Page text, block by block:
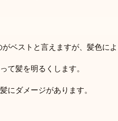
ベストと言えますが、髪色に
て髪を明るくします。
にダメージがあります。